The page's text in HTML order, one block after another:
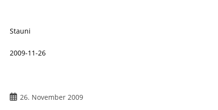
Stauni
2009-11-26
Beitrag
26. November 2009